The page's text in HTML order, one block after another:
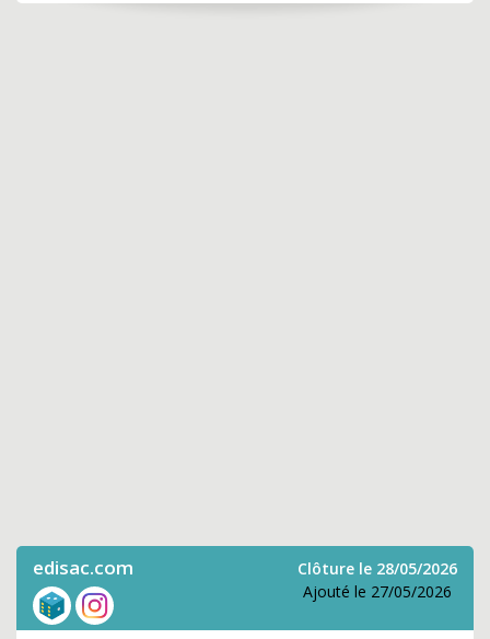
edisac.com
Clôture le 28/05/2026
Ajouté le 27/05/2026